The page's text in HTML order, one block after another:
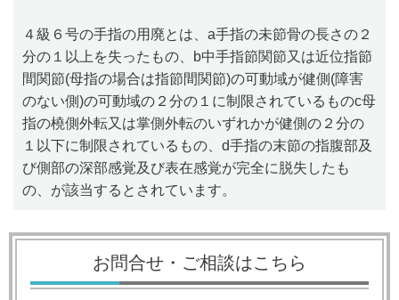
４級６号の手指の用廃とは、 a手指の未節骨の長さの２
分の１以上を失ったもの、
b中手指節関節又は近位指節
間関節(母指の場合は指節間関節)の可動域が健側 (障害
のない側)の可動域の２分の１に制限されているものc母
指の橈側外転又は掌側外転のいずれかが健側の２分の
１以下に制限されているもの、 d手指の末節の指腹部及
び側部の深部感覚及び表在感覚が完全に脱失したも
の、が該当するとされています。
お問合せ・ご相談はこちら